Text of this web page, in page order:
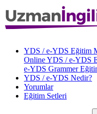
YDS / e-YDS Eğitim
Online YDS / e-YDS
e-YDS Grammer
YDS / e-YDS Nedir?
Yorumlar
Eğitim Setleri